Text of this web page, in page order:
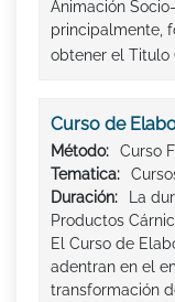
Animación
principalmente,
obtener el Titulo
Curso de
Método:
Curso
Tematica:
Duración:
La
Productos
El Curso de
adentran en el
transformación